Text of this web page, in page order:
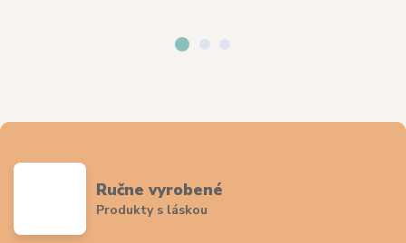
Ručne vyrobené
Produkty s láskou